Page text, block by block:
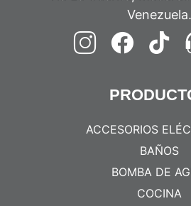
Venezuela.
ACCESORIOS
BAÑOS
BOMBA DE
COCINA